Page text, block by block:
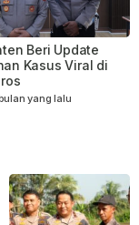
yang lalu
Beri Update
Kasus Viral di